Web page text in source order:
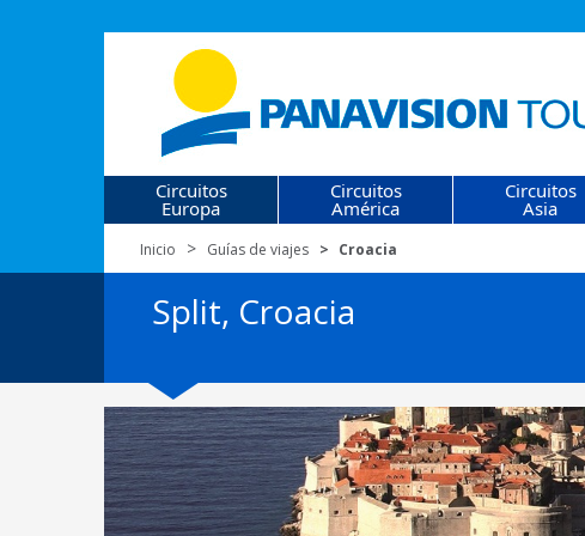
Circuitos
Europa
Circuitos
América
Circuitos
Asia
Inicio Guías de viajes Croacia
Split, Croacia